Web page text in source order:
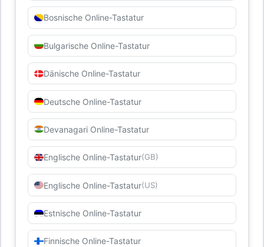
Bosnische Online-Tastatur
Bulgarische Online-Tastatur
Dänische Online-Tastatur
Deutsche Online-Tastatur
Devanagari Online-Tastatur
Englische Online-Tastatur(GB)
Englische Online-Tastatur(US)
Estnische Online-Tastatur
Finnische Online-Tastatur